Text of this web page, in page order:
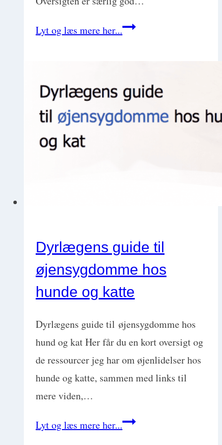
Lyt og læs mere her...Overblik
hudpatienter
og
Dyrlægens guide til
øjensygdomme hos
hunde og katte
Dyrlægens guide til øjensygdomme hos
hund og kat Her får du en kort oversigt og
de ressourcer jeg har om øjenlidelser hos
hunde og katte, sammen med links til
mere viden,…
Lyt og læs mere her...Dyrlægens